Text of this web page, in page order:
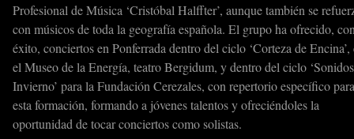
Profesional de Música ‘Cristóbal Halffter’, aunque también se
con músicos de toda la geografía española. El grupo ha ofrecido,
éxito, conciertos en Ponferrada dentro del ciclo ‘Corteza de Encina’,
el Museo de la Energía, teatro Bergidum, y dentro del ciclo
Invierno’ para la Fundación Cerezales, con repertorio específico para
esta formación, formando a jóvenes talentos y ofreciéndoles la
oportunidad de tocar conciertos como solistas.